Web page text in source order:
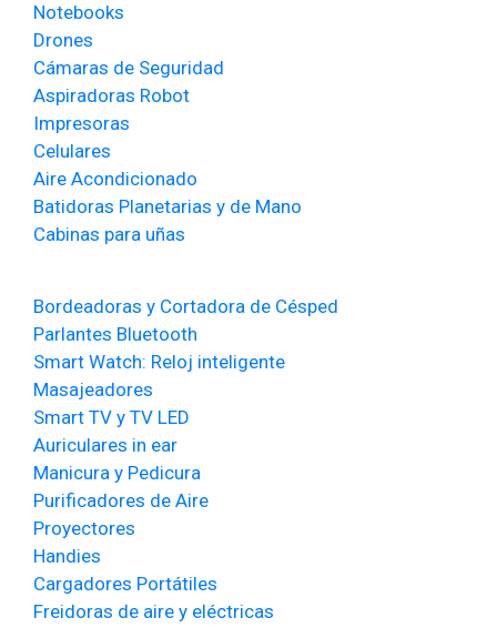
Notebooks
Drones
Cámaras de Seguridad
Aspiradoras Robot
Impresoras
Celulares
Aire Acondicionado
Batidoras Planetarias y de Mano
Cabinas para uñas
Bordeadoras y Cortadora de Césped
Parlantes Bluetooth
Smart Watch: Reloj inteligente
Masajeadores
Smart TV y TV LED
Auriculares in ear
Manicura y Pedicura
Purificadores de Aire
Proyectores
Handies
Cargadores Portátiles
Freidoras de aire y eléctricas